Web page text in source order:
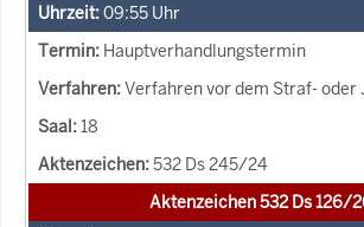
09:55 Uhr
Hauptverhandlungstermin
Verfahren vor dem Straf- oder
18
532 Ds 245/24
Aktenzeichen 532 Ds 126/